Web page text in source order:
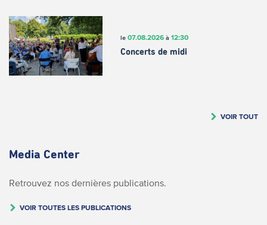
le 07.08.2026à 12:30
Concerts de midi
VOIR TOUT
Media Center
Retrouvez nos dernières publications.
VOIR TOUTES LES PUBLICATIONS